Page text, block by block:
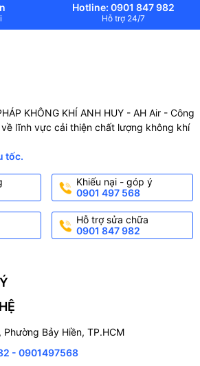
Hotline: 0901 847 982
Hỗ trợ 24/7
KHÔNG KHÍ ANH HUY - AH Air - Công
lĩnh vực cải thiện chất lượng không khí
tốc.
Khiếu nại - góp ý
0901 497 568
Hỗ trợ sửa chữa
0901 847 982
Phường Bảy Hiền, TP.HCM
- 0901497568